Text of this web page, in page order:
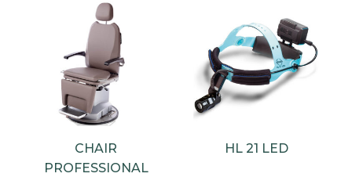
CHAIR
PROFESSIONAL
HL 21 LED